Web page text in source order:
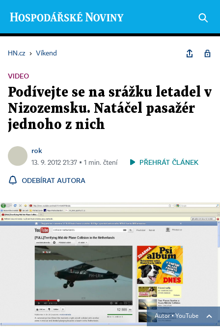
HN.cz › Víkend
VIDEO
Podívejte se na srážku letadel v
Nizozemsku. Natáčel pasažér
jednoho z nich
rok
13. 9. 2012 21:37 ▪ 1 min. čtení PŘEHRÁT ČLÁNEK
ODEBÍRAT AUTORA
Autor ▪ YouTube